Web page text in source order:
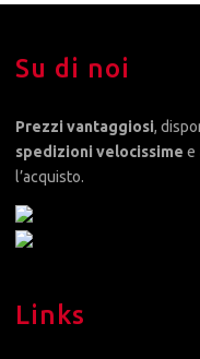
Su di noi
Prezzi vantaggiosi,
spedizioni velocissime e
l’acquisto.
Links